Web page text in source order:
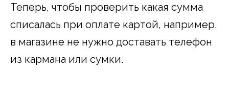
Теперь, чтобы проверить какая сумма
списалась при оплате картой, например,
в магазине не нужно доставать телефон
из кармана или сумки.